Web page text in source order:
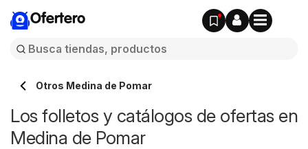
Ofertero
Otros Medina de Pomar
Los folletos y catálogos de ofertas en
Medina de Pomar